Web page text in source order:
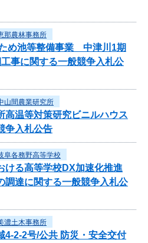
那農林事務所
め池等整備事業 中津川1期
事に関する一般競争入札公
山間農業研究所
高温等対策研究ビニルハウス
争入札公告
阜各務野高等学校
ける高等学校DX加速化推進
調達に関する一般競争入札公
濃土木事務所
4-2-2号/公共 防災・安全交付